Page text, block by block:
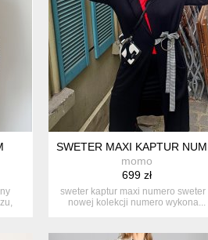
SWETER MAXI KAPTUR
momo
699 zł
sweter kaptur maxi numero sweter
nowej kolekcji numero wykona...